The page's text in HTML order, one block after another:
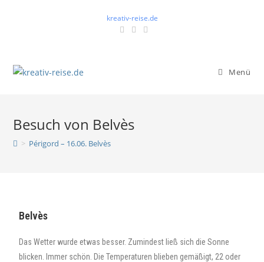
kreativ-reise.de
Menü
Besuch von Belvès
> Périgord – 16.06. Belvès
Belvès
Das Wetter wurde etwas besser. Zumindest ließ sich die Sonne
blicken. Immer schön. Die Temperaturen blieben gemäßigt, 22 oder